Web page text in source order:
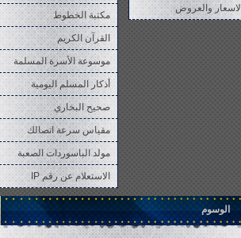
الاسعار والعروض
مكتبة الخطوط
القرآن الكريم
موسوعة الأسرة المسلمة
أذكار المسلم اليومية
صحيح البخاري
مقياس سرعة اتصالك
مولد الباسوردات الصعبة
الاستعلام عن رقم IP
الوسوم